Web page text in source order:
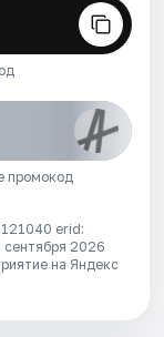
промокод
erid:
сентября 2026
на Яндекс